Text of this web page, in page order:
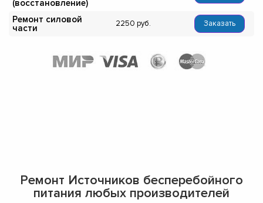
(восстановление)
Ремонт силовой
части
2250 Заказать
Ремонт Источников бесперебойного
питания любых производителей